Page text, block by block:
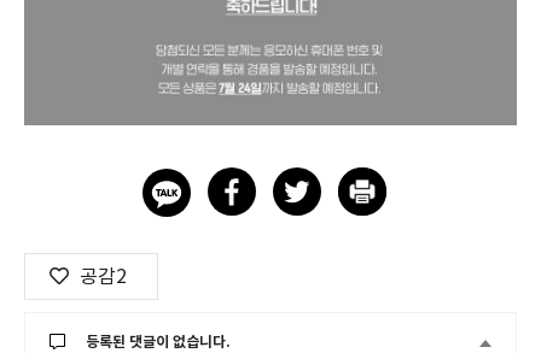
공감2
등록된 댓글이 없습니다.